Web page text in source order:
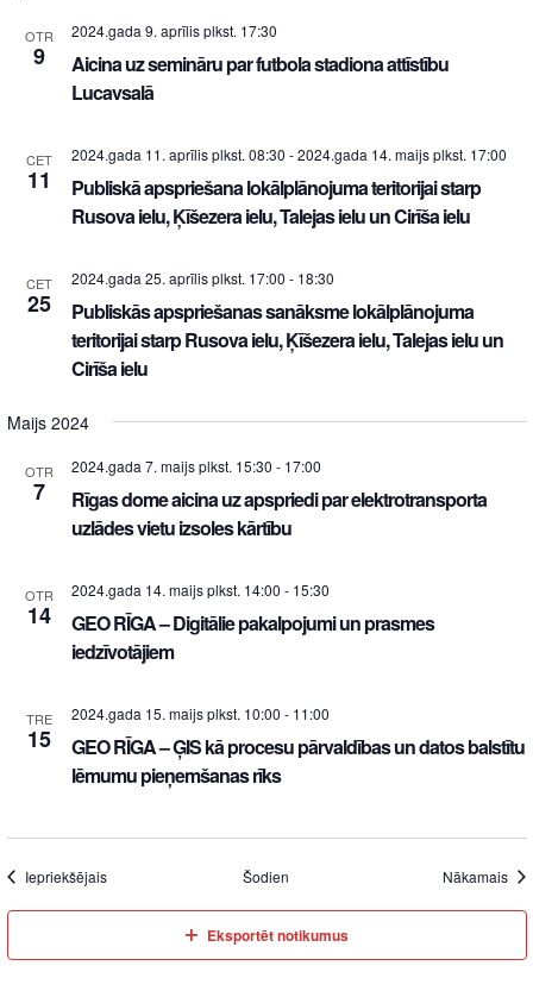
OTR
9
2024.gada 9. aprīlis plkst. 17:30
Aicina uz semināru par futbola stadiona attīstību
Lucavsalā
CET
11
2024.gada 11. aprīlis plkst. 08:30 -2024.gada 14. maijs plkst. 17:00
Publiskā apspriešana lokālplānojuma teritorijai starp
Rusova ielu, Ķīšezera ielu, Talejas ielu un Cirīša ielu
CET
25
2024.gada 25. aprīlis plkst. 17:00 - 18:30
Publiskās apspriešanas sanāksme lokālplānojuma
teritorijai starp Rusova ielu, Ķīšezera ielu, Talejas ielu un
Cirīša ielu
Maijs 2024
OTR
7
2024.gada 7. maijs plkst. 15:30 - 17:00
Rīgas dome aicina uz apspriedi par elektrotransporta
uzlādes vietu izsoles kārtību
OTR
14
2024.gada 14. maijs plkst. 14:00 - 15:30
GEO RĪGA – Digitālie pakalpojumi un prasmes
iedzīvotājiem
TRE
15
2024.gada 15. maijs plkst. 10:00 - 11:00
GEO RĪGA – ĢIS kā procesu pārvaldības un datos balstītu
lēmumu pieņemšanas rīks
Iepriekšējais Šodien Nākamais
Eksportēt notikumus